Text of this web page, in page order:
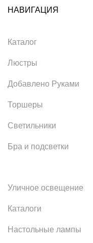
НАВИГАЦИЯ
Каталог
Люстры
Добавлено Руками
Торшеры
Светильники
Бра и подсветки
Уличное освещение
Каталоги
Настольные лампы